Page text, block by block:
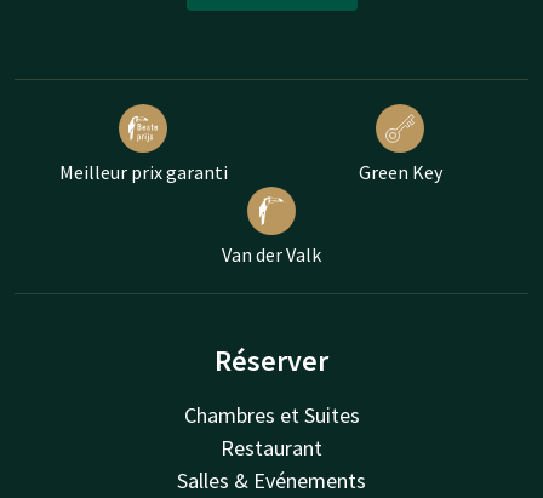
Meilleur prix garanti Green Key
Van der Valk
Réserver
Chambres et Suites
Restaurant
Salles & Evénements